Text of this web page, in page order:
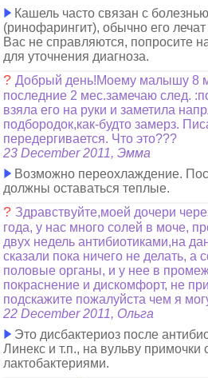
Кашель часто связан с
(ринофарингит), обычно его
Вас не справляются, попросите
для уточнения диагноза.
?Добрый день!Моему малышу 8
последние 2 мес.замечаю след.
взяла его на руки и заметила
подбородок,как-будто замерз.
передергивается. Что это???
23 December 2011, Эмма
Возможно переохлаждение.
должны оставаться теплые.
? Здравствуйте,моей дочери
года, у нас много солей в моче,
двух недель антибиотиками,на
сказали пока ничего не делать, а
половые органы, и у нее в
покраснение и дискомфорт, не
подскажите пожалуйста чем я
22 December 2011, Ольга
Это дисбактериоз после
Линекс и т.п., на вульву
лактобактериями.